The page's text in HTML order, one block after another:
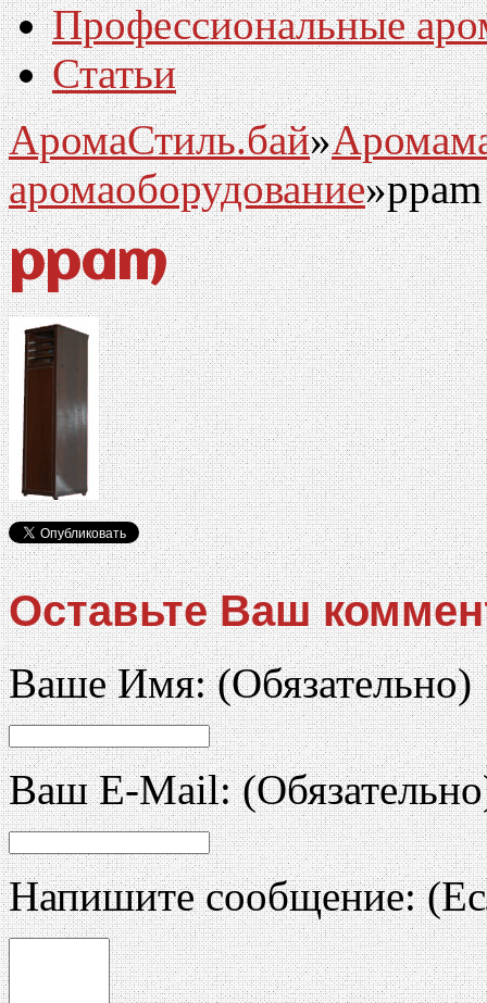
Профессиональные
Статьи
АромаСтиль.бай»
аромаоборудование»ppam
ppam
Оставьте Ваш
Ваше Имя:(Обязательно)
Ваш E-Mail:
Напишите сообщение: